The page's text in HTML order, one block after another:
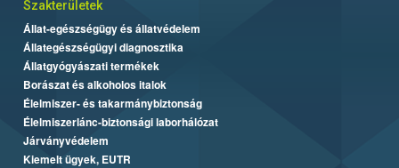
Szakterületek
Állat-egészségügy és állatvédelem
Állategészségügyi diagnosztika
Állatgyógyászati termékek
Borászat és alkoholos italok
Élelmiszer- és takarmánybiztonság
Élelmiszerlánc-biztonsági laborhálózat
Járványvédelem
Kiemelt ügyek, EUTR